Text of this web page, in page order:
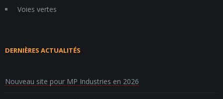
Voies vertes
DERNIÈRES ACTUALITÉS
Nouveau site pour MP Industries en 2026